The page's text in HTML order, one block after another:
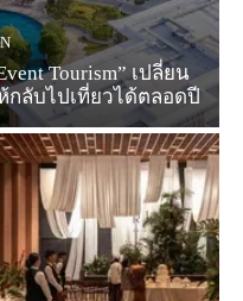
Tourism” เปลี่ยน
กลับไปเที่ยวได้ตลอดปี